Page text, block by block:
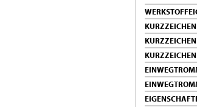
KURZZEICHEN